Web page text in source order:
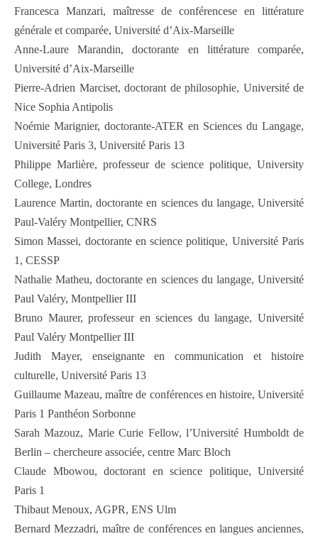
Francesca Manzari, maîtresse de conférencese en littérature
générale et comparée, Université d’Aix-Marseille
Anne-Laure Marandin, doctorante en littérature comparée,
Université d’Aix-Marseille
Pierre-Adrien Marciset, doctorant de philosophie, Université de
Nice Sophia Antipolis
Noémie Marignier, doctorante-ATER en Sciences du Langage,
Université Paris 3, Université Paris 13
Philippe Marlière, professeur de science politique, University
College, Londres
Laurence Martin, doctorante en sciences du langage, Université
Paul-Valéry Montpellier, CNRS
Simon Massei, doctorante en science politique, Université Paris
1, CESSP
Nathalie Matheu, doctorante en sciences du langage, Université
Paul Valéry, Montpellier III
Bruno Maurer, professeur en sciences du langage, Université
Paul Valéry Montpellier III
Judith Mayer, enseignante en communication et histoire
culturelle, Université Paris 13
Guillaume Mazeau, maître de conférences en histoire, Université
Paris 1 Panthéon Sorbonne
Sarah Mazouz, Marie Curie Fellow, l’Université Humboldt de
Berlin – chercheure associée, centre Marc Bloch
Claude Mbowou, doctorant en science politique, Université
Paris 1
Thibaut Menoux, AGPR, ENS Ulm
Bernard Mezzadri, maître de conférences en langues anciennes,